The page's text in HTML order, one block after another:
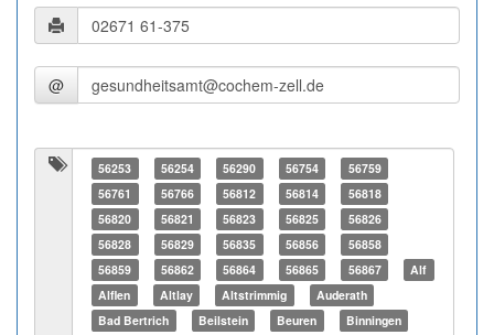
@
56253 56254 56290 56754
56759
56761
56766 56812 56814
56818
56820
56821 56823 56825
56826
56828
56829 56835 56856
56858
56859
56862 56864 56865 56867
Alf
Alflen
Altlay Altstrimmig
Auderath
Bad Bertrich
Beilstein Beuren Binningen